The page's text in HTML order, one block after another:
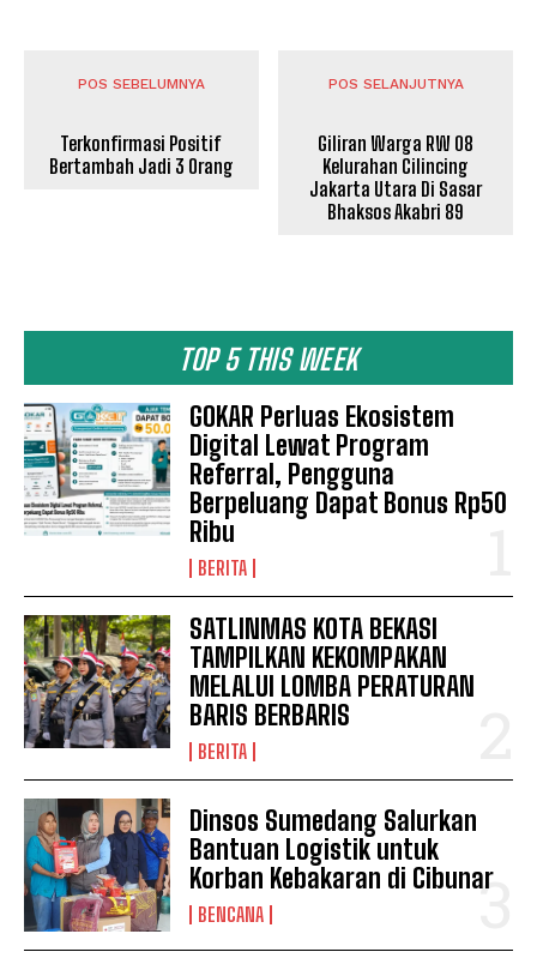
TOP 5 THIS WEEK
GOKAR Perluas Ekosistem
Digital Lewat Program
Referral, Pengguna
Berpeluang Dapat Bonus Rp50
Ribu
BERITA
SATLINMAS KOTA BEKASI
TAMPILKAN KEKOMPAKAN
MELALUI LOMBA PERATURAN
BARIS BERBARIS
BERITA
Dinsos Sumedang Salurkan
Bantuan Logistik untuk
Korban Kebakaran di Cibunar
BENCANA
POS SEBELUMNYA
Terkonfirmasi Positif
Bertambah Jadi 3 Orang
POS SELANJUTNYA
Giliran Warga RW 08
Kelurahan Cilincing
Jakarta Utara Di Sasar
Bhaksos Akabri 89